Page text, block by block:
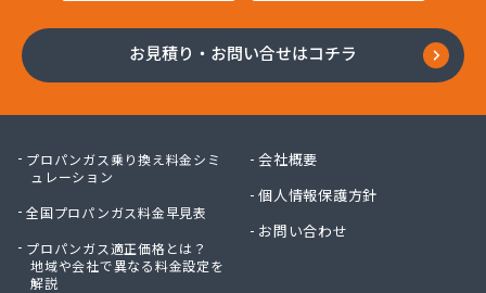
株式会社澤利喜商店
関口産業株式会社 菖蒲充てん所
岩槻液化ガス(協)
吉岡燃料店
共栄クリーンガス株式会社
狭山液化石油ガス協同組合
お見積り・お問い合せはコチラ
プロパンガス乗り換え料金シミ
ュレーション
全国プロパンガス料金早見表
プロパンガス適正価格とは？
地域や会社で異なる料金設定を
解説
会社概要
個人情報保護方針
お問い合わせ